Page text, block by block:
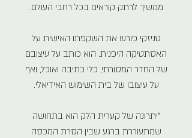
ממשיך לרתק קוראים בכל רחבי העולם.
טניזקי פורש את השקפתו האישית על
האסתטיקה היפנית. הוא כותב על עיצובם
של החדר המסורתי, כלי כתיבה ואוכל, ואף
על עיצובו של בית השימוש האידיאלי.
״יתרונה של קערית הלק הוא בתחושה
שמתעוררת ברגע שבין הסרת המכסה